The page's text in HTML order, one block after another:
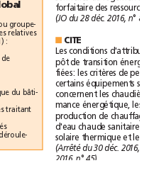
global
ou
groupe-
compétences
relatives
D731-1) :
de
juridique du
bâti-
réglementaires
traitant
copropriétés
déroule-
forfaitaire des
(JO du 28 déc. 2016,
CITE
Les conditions
pôt de
transition
fiées:
les critères
de
certains
équipements
concernent
les
mance énergétique, les
production de
d'eau
chaude
sanitaire
solaire
thermique et
(Arrêté du 30 déc. 2016,
2016,